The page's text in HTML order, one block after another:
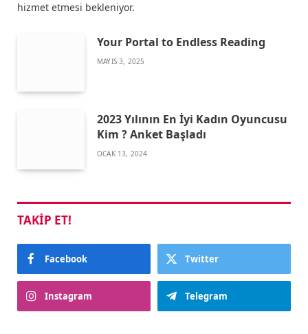
hizmet etmesi bekleniyor.
Your Portal to Endless Reading
MAYIS 3, 2025
2023 Yılının En İyi Kadın Oyuncusu
Kim ? Anket Başladı
OCAK 13, 2024
TAKIP ET!
Facebook Twitter
Instagram Telegram